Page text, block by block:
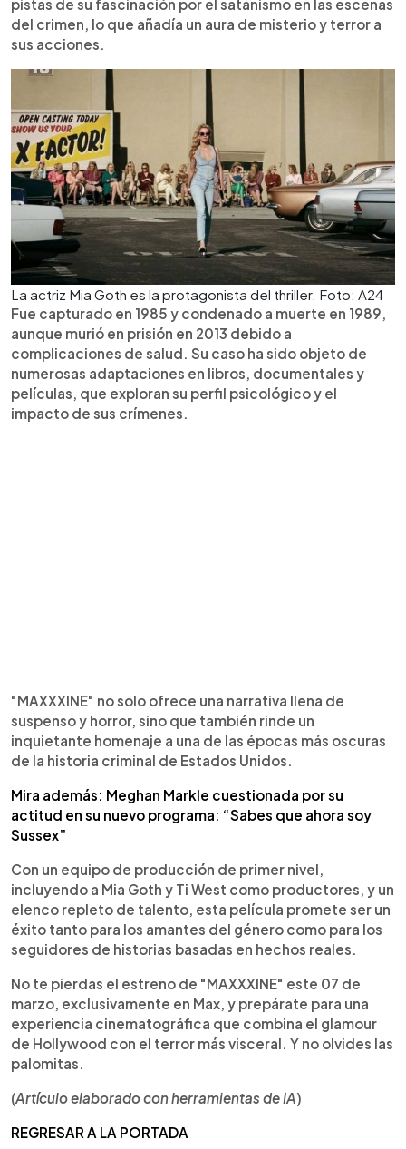
pistas de su fascinación por el satanismo en las escenas
del crimen, lo que añadía un aura de misterio y terror a
sus acciones.
La actriz Mia Goth es la protagonista del thriller. Foto: A24
Fue capturado en 1985 y condenado a muerte en 1989,
aunque murió en prisión en 2013 debido a
complicaciones de salud. Su caso ha sido objeto de
numerosas adaptaciones en libros, documentales y
películas, que exploran su perfil psicológico y el
impacto de sus crímenes.
"MAXXXINE" no solo ofrece una narrativa llena de
suspenso y horror, sino que también rinde un
inquietante homenaje a una de las épocas más oscuras
de la historia criminal de Estados Unidos.
Mira además: Meghan Markle cuestionada por su
actitud en su nuevo programa: “Sabes que ahora soy
Sussex”
Con un equipo de producción de primer nivel,
incluyendo a Mia Goth y Ti West como productores, y un
elenco repleto de talento, esta película promete ser un
éxito tanto para los amantes del género como para los
seguidores de historias basadas en hechos reales.
No te pierdas el estreno de "MAXXXINE" este 07 de
marzo, exclusivamente en Max, y prepárate para una
experiencia cinematográfica que combina el glamour
de Hollywood con el terror más visceral. Y no olvides las
palomitas.
(Artículo elaborado con herramientas de IA)
REGRESAR A LA PORTADA